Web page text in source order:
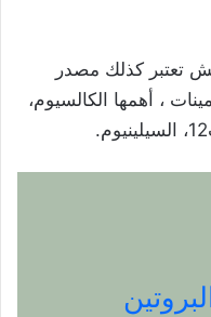
تعتبر كذلك مصدر
، أهمها الكالسيوم،